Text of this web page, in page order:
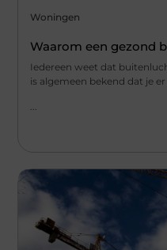
Woningen
Waarom een gezond
Iedereen weet dat
is algemeen bekend dat je
...